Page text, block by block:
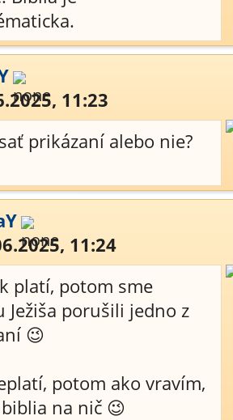
11:23
prikázaní alebo nie?
11:24
platí, potom sme
Ježiša porušili jedno z
😉
potom ako vravím,
na nič 😉